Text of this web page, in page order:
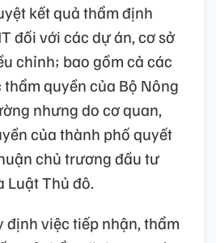
kết quả thẩm định
đối với các dự án, cơ sở
chỉnh; bao gồm cả các
quyền của Bộ Nông
nhưng do cơ quan,
của thành phố quyết
chủ trương đầu tư
Luật Thủ đô.
định việc tiếp nhận, thẩm